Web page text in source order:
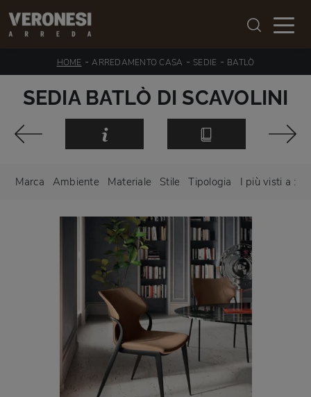
HOME -ARREDAMENTO CASA - SEDIE - BATLÒ
SEDIA BATLÒ DI SCAVOLINI
Marca Ambiente Materiale Stile Tipologia I più visti a :